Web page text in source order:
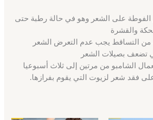
على الشعر وهو في حالة رطبة حتى
والقشرة
من التساقط يجب عدم التعرض الشعر
تضعف بصيلات الشعر
الشامبو من مرتين إلى ثلاث أسبوعيا
فقد شعر لزيوت التي يقوم بفرازها.